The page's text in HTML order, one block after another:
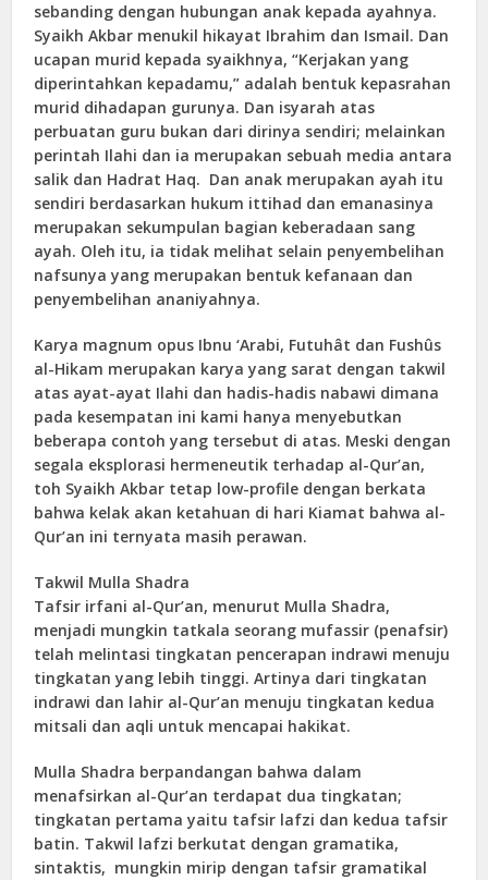
sebanding dengan hubungan anak kepada ayahnya.
Syaikh Akbar menukil hikayat Ibrahim dan Ismail. Dan
ucapan murid kepada syaikhnya, “Kerjakan yang
diperintahkan kepadamu,” adalah bentuk kepasrahan
murid dihadapan gurunya. Dan isyarah atas
perbuatan guru bukan dari dirinya sendiri; melainkan
perintah Ilahi dan ia merupakan sebuah media antara
salik dan Hadrat Haq. Dan anak merupakan ayah itu
sendiri berdasarkan hukum ittihad dan emanasinya
merupakan sekumpulan bagian keberadaan sang
ayah. Oleh itu, ia tidak melihat selain penyembelihan
nafsunya yang merupakan bentuk kefanaan dan
penyembelihan ananiyahnya.
Karya magnum opus Ibnu ‘Arabi, Futuhât dan Fushûs
al-Hikam merupakan karya yang sarat dengan takwil
atas ayat-ayat Ilahi dan hadis-hadis nabawi dimana
pada kesempatan ini kami hanya menyebutkan
beberapa contoh yang tersebut di atas. Meski dengan
segala eksplorasi hermeneutik terhadap al-Qur’an,
toh Syaikh Akbar tetap low-profile dengan berkata
bahwa kelak akan ketahuan di hari Kiamat bahwa al-
Qur’an ini ternyata masih perawan.
Takwil Mulla Shadra
Tafsir irfani al-Qur’an, menurut Mulla Shadra,
menjadi mungkin tatkala seorang mufassir (penafsir)
telah melintasi tingkatan pencerapan indrawi menuju
tingkatan yang lebih tinggi. Artinya dari tingkatan
indrawi dan lahir al-Qur’an menuju tingkatan kedua
mitsali dan aqli untuk mencapai hakikat.
Mulla Shadra berpandangan bahwa dalam
menafsirkan al-Qur’an terdapat dua tingkatan;
tingkatan pertama yaitu tafsir lafzi dan kedua tafsir
batin. Takwil lafzi berkutat dengan gramatika,
sintaktis, mungkin mirip dengan tafsir gramatikal